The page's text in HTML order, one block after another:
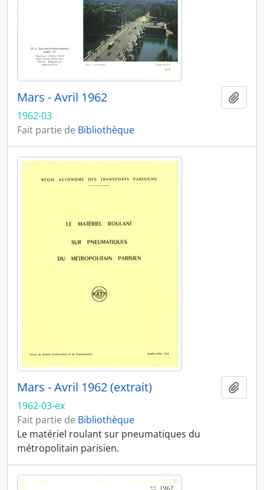
Mars - Avril 1962
1962-03
Fait partie de Bibliothèque
Mars - Avril 1962 (extrait)
1962-03-ex
Fait partie de Bibliothèque
Le matériel roulant sur pneumatiques du
métropolitain parisien.